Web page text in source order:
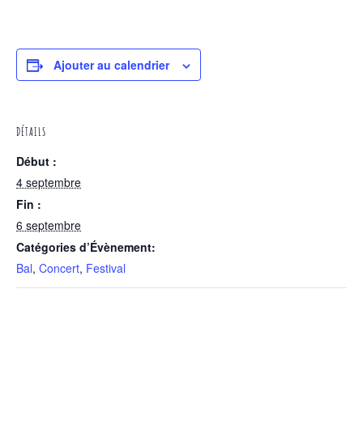
Ajouter au calendrier
DÉTAILS
Début :
4 septembre
Fin :
6 septembre
Catégories d’Évènement:
Bal, Concert, Festival